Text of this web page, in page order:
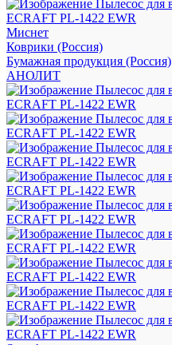
Миснет
Коврики (Россия)
Бумажная продукция (Россия)
АНОЛИТ